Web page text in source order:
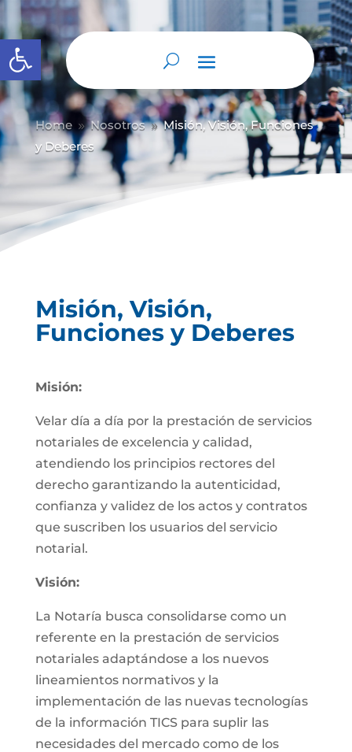
Abrir barra de herramientas
Home 9 Nosotros 9 Misión, Visión, Funciones
y Deberes
Misión, Visión,
Funciones y Deberes
Misión:
Velar día a día por la prestación de servicios
notariales de excelencia y calidad,
atendiendo los principios rectores del
derecho garantizando la autenticidad,
confianza y validez de los actos y contratos
que suscriben los usuarios del servicio
notarial.
Visión:
La Notaría busca consolidarse como un
referente en la prestación de servicios
notariales adaptándose a los nuevos
lineamientos normativos y la
implementación de las nuevas tecnologías
de la información TICS para suplir las
necesidades del mercado como de los